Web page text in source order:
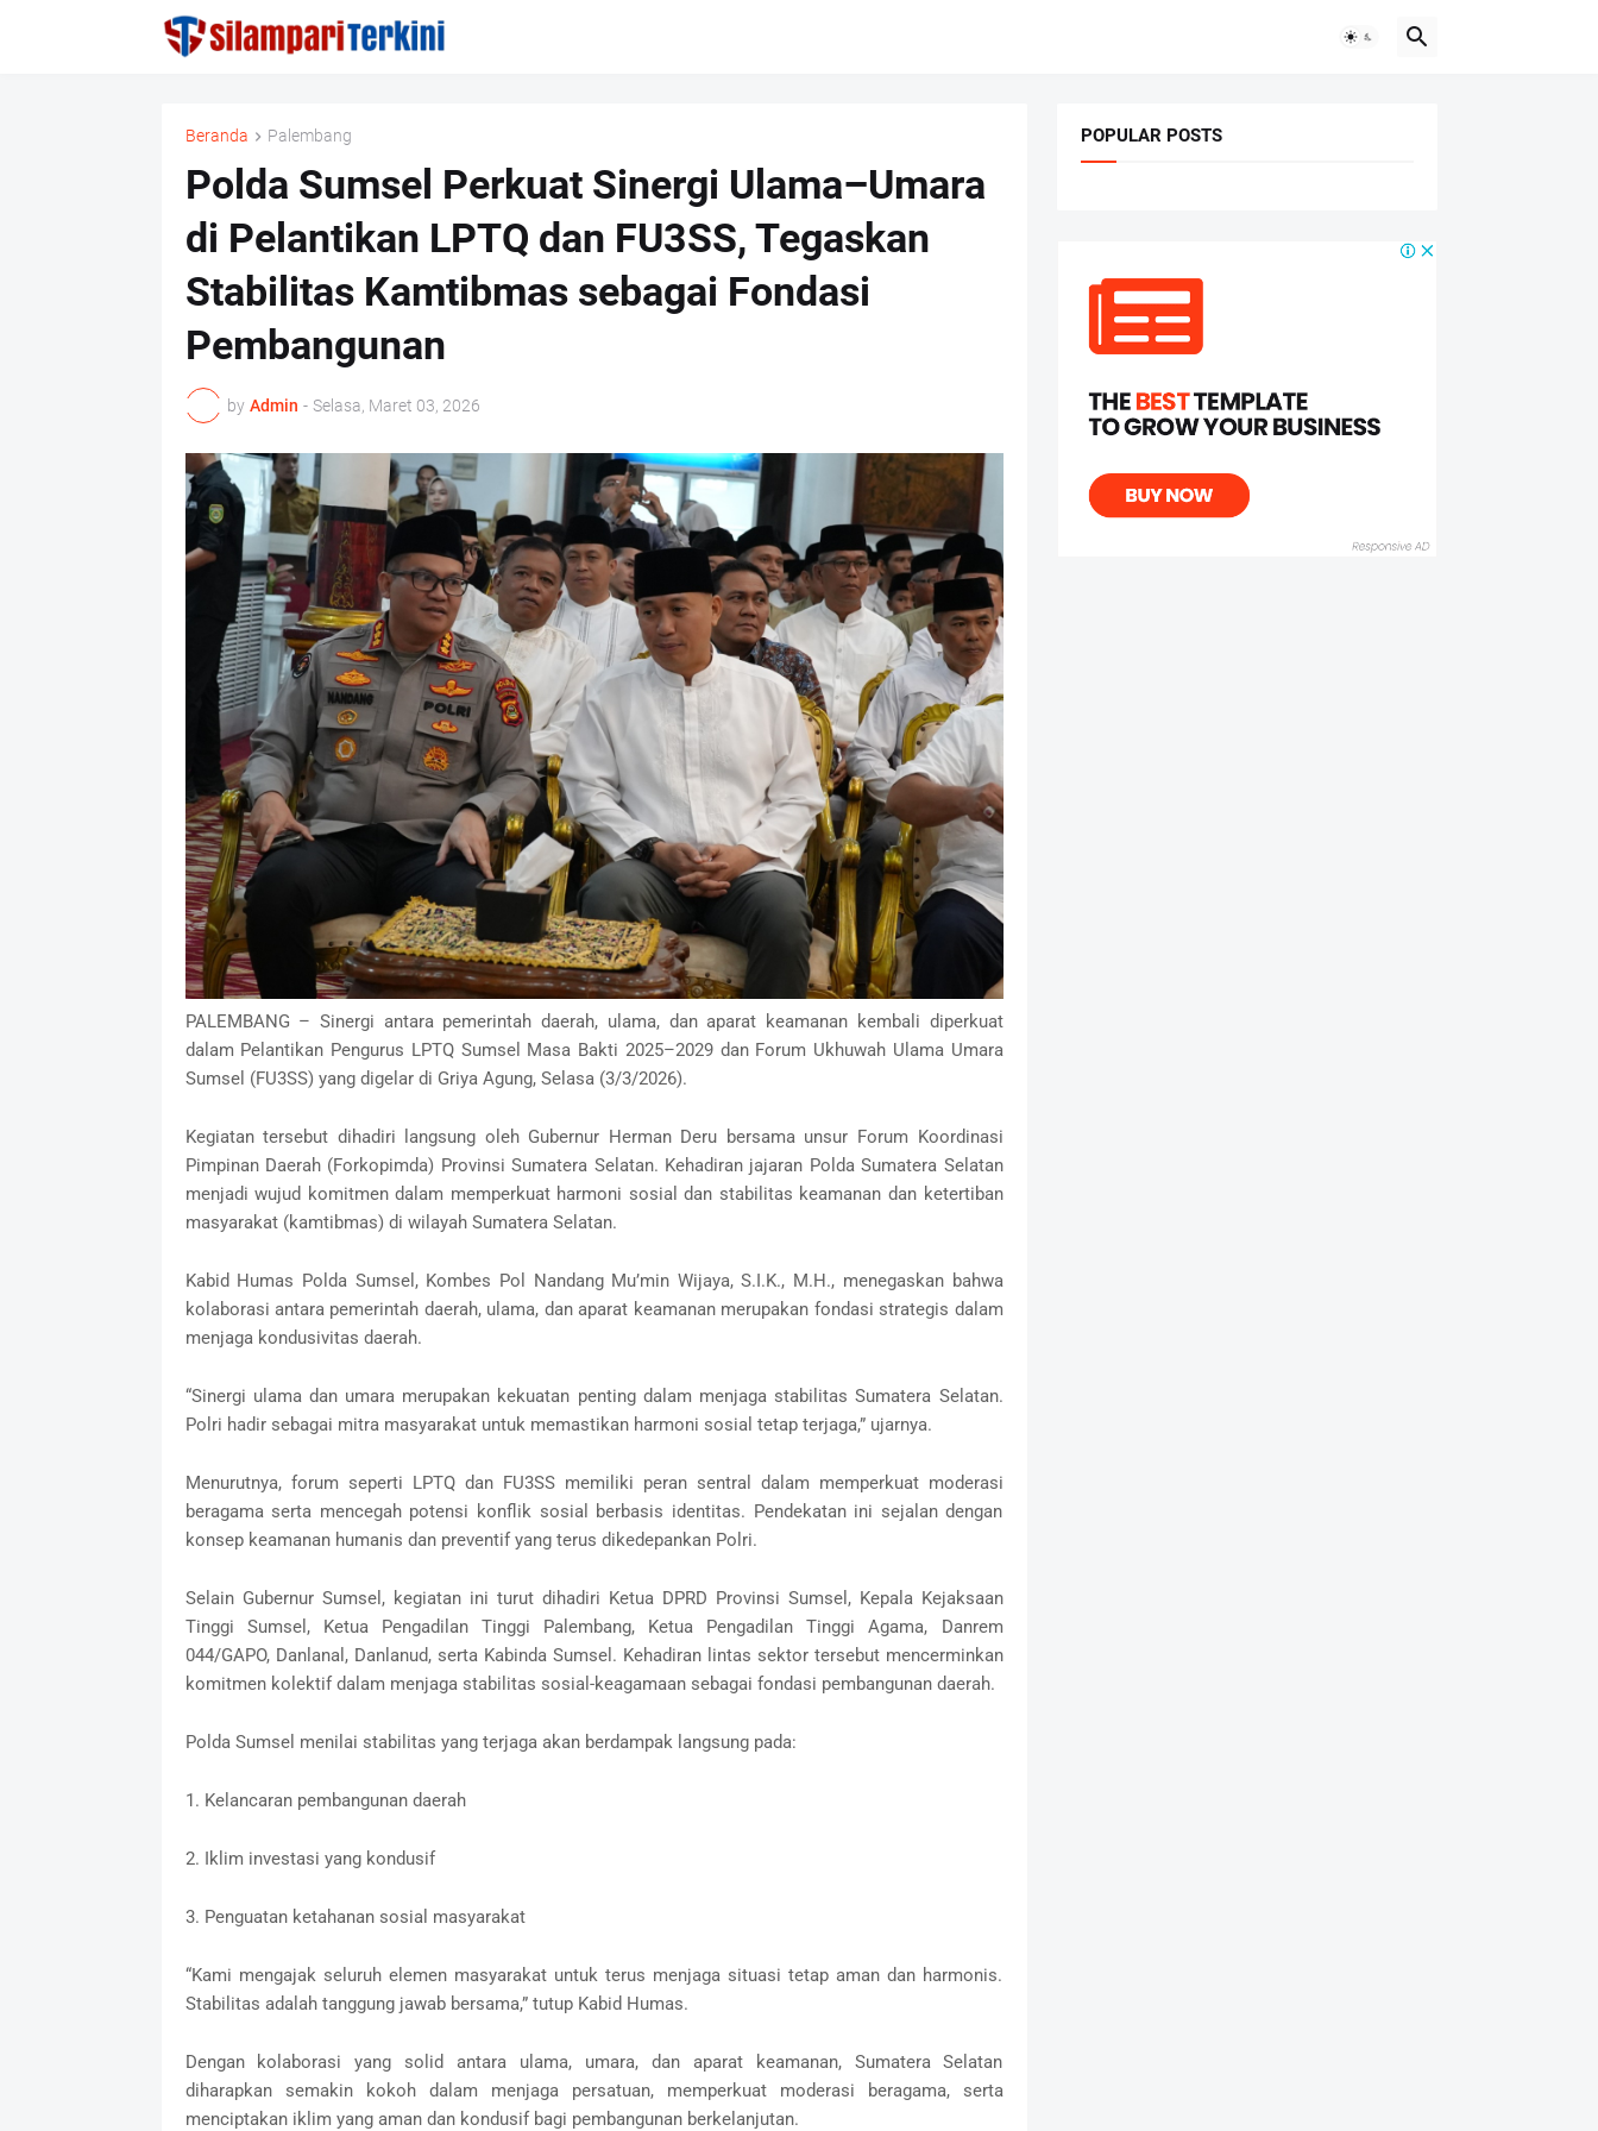
Beranda Palembang
Polda Sumsel Perkuat Sinergi Ulama–Umara
di Pelantikan LPTQ dan FU3SS, Tegaskan
Stabilitas Kamtibmas sebagai Fondasi
Pembangunan
by Admin - Selasa, Maret 03, 2026
PALEMBANG – Sinergi antara pemerintah daerah, ulama, dan aparat keamanan kembali diperkuat
dalam Pelantikan Pengurus LPTQ Sumsel Masa Bakti 2025–2029 dan Forum Ukhuwah Ulama Umara
Sumsel (FU3SS) yang digelar di Griya Agung, Selasa (3/3/2026).
Kegiatan tersebut dihadiri langsung oleh Gubernur Herman Deru bersama unsur Forum Koordinasi
Pimpinan Daerah (Forkopimda) Provinsi Sumatera Selatan. Kehadiran jajaran Polda Sumatera Selatan
menjadi wujud komitmen dalam memperkuat harmoni sosial dan stabilitas keamanan dan ketertiban
masyarakat (kamtibmas) di wilayah Sumatera Selatan.
Kabid Humas Polda Sumsel, Kombes Pol Nandang Mu’min Wijaya, S.I.K., M.H., menegaskan bahwa
kolaborasi antara pemerintah daerah, ulama, dan aparat keamanan merupakan fondasi strategis dalam
menjaga kondusivitas daerah.
“Sinergi ulama dan umara merupakan kekuatan penting dalam menjaga stabilitas Sumatera Selatan.
Polri hadir sebagai mitra masyarakat untuk memastikan harmoni sosial tetap terjaga,” ujarnya.
Menurutnya, forum seperti LPTQ dan FU3SS memiliki peran sentral dalam memperkuat moderasi
beragama serta mencegah potensi konflik sosial berbasis identitas. Pendekatan ini sejalan dengan
konsep keamanan humanis dan preventif yang terus dikedepankan Polri.
Selain Gubernur Sumsel, kegiatan ini turut dihadiri Ketua DPRD Provinsi Sumsel, Kepala Kejaksaan
Tinggi Sumsel, Ketua Pengadilan Tinggi Palembang, Ketua Pengadilan Tinggi Agama, Danrem
044/GAPO, Danlanal, Danlanud, serta Kabinda Sumsel. Kehadiran lintas sektor tersebut mencerminkan
komitmen kolektif dalam menjaga stabilitas sosial-keagamaan sebagai fondasi pembangunan daerah.
Polda Sumsel menilai stabilitas yang terjaga akan berdampak langsung pada:
1. Kelancaran pembangunan daerah
2. Iklim investasi yang kondusif
3. Penguatan ketahanan sosial masyarakat
“Kami mengajak seluruh elemen masyarakat untuk terus menjaga situasi tetap aman dan harmonis.
Stabilitas adalah tanggung jawab bersama,” tutup Kabid Humas.
Dengan kolaborasi yang solid antara ulama, umara, dan aparat keamanan, Sumatera Selatan
diharapkan semakin kokoh dalam menjaga persatuan, memperkuat moderasi beragama, serta
menciptakan iklim yang aman dan kondusif bagi pembangunan berkelanjutan.
POPULAR POSTS